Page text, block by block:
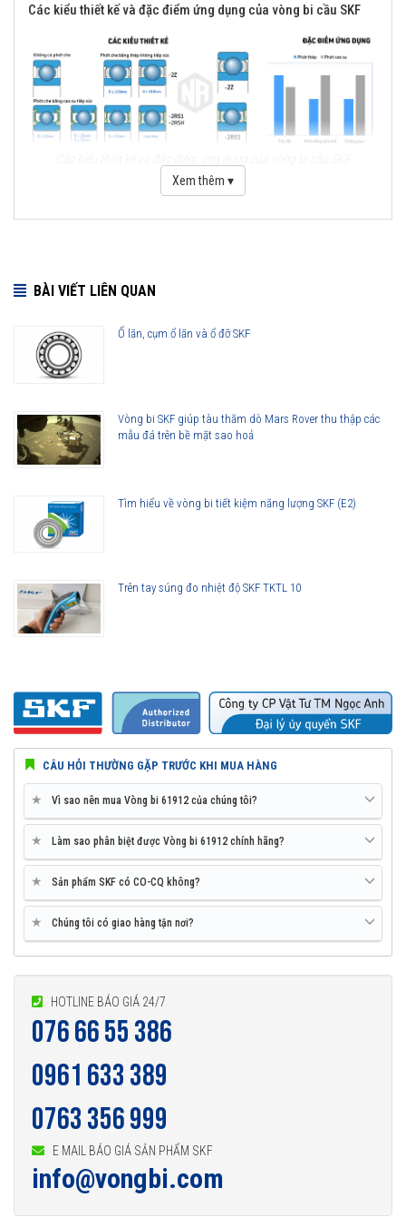
Các kiểu thiết kế và đặc điểm ứng dụng của vòng bi cầu SKF
Những cải tiến quan trọng đối với vòng bi cầu SKF Explorer
Viên bi có chất lượng cao
Phớt che chắn thế hệ mới
Lợi ích của những cải tiến đối với vòng bi cầu SKF Explorer
Ít rung động hơn
Tuổi thọ vòng bi cao hơn
Khả năng che chắn tốt hơn
Vòng bi SKF 61912 thế hệ Explorer được nâng lên cao hơn so với các
thế hệ vòng bi SKF trước đây, bởi vậy ở cùng tốc độ nhưng nhiệt độ của
vòng bi SKF Explorer thấp hơn rất nhiều. Tính năng này làm giảm nhu
cầu sử dụng mỡ bôi trơn và giảm tiêu hao năng lượng trên vòng bi.
Tuổi thọ của vòng bi SKF 61912 thế hệ Explorer bền bỉ hơn rất nhiều
so với các hãng vòng bi khác trên thị trường, điều này đã được hàng
Xem thêm ▾
BÀI VIẾT LIÊN QUAN
Ổ lăn, cụm ổ lăn và ổ đỡ SKF
Vòng bi SKF giúp tàu thăm dò Mars Rover thu thập các
mẫu đá trên bề mặt sao hoả
Tìm hiểu về vòng bi tiết kiệm năng lượng SKF (E2)
Trên tay súng đo nhiệt độ SKF TKTL 10
CÂU HỎI THƯỜNG GẶP TRƯỚC KHI MUA HÀNG
★ Vì sao nên mua Vòng bi 61912 của chúng tôi?
★ Làm sao phân biệt được Vòng bi 61912 chính hãng?
★ Sản phẩm SKF có CO-CQ không?
★ Chúng tôi có giao hàng tận nơi?
HOTLINE BÁO GIÁ 24/7
076 66 55 386
0961 633 389
0763 356 999
E MAIL BÁO GIÁ SẢN PHẨM SKF
info@vongbi.com